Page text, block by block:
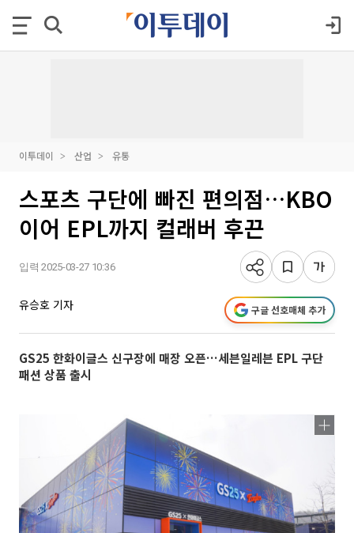
이투데이 산업 유통
스포츠 구단에 빠진 편의점…KBO
이어 EPL까지 컬래버 후끈
입력 2025-03-27 10:36
유승호 기자 구글 선호매체 추가
GS25 한화이글스 신구장에 매장 오픈…세븐일레븐 EPL 구단
패션 상품 출시